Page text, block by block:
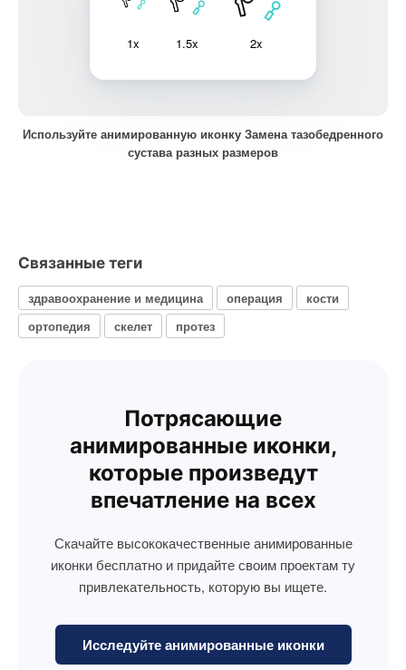
1x 1.5x 2x
Используйте анимированную иконку Замена тазобедренного
сустава разных размеров
Связанные теги
здравоохранение и медицина операция
кости
ортопедия
скелет протез
Потрясающие
анимированные иконки,
которые произведут
впечатление на всех
Скачайте высококачественные анимированные
иконки бесплатно и придайте своим проектам ту
привлекательность, которую вы ищете.
Исследуйте анимированные иконки